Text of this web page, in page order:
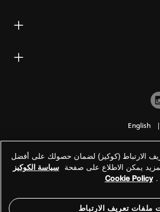
|
English
الارتباط (كوكيز) لضمان حصولك على أفضل
يمكن الاطلاع على صفحة سياسة الكوكيز
.
Cookie Policy
ملفات تعريف الارتباط